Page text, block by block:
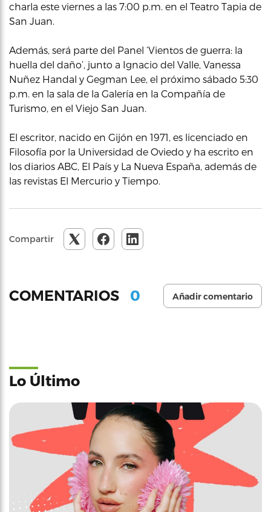
charla este viernes a las 7:00 p.m. en el Teatro Tapia de
San Juan.
Además, será parte del Panel ‘Vientos de guerra: la
huella del daño’, junto a Ignacio del Valle, Vanessa
Nuñez Handal y Gegman Lee, el próximo sábado 5:30
p.m. en la sala de la Galería en la Compañía de
Turismo, en el Viejo San Juan.
El escritor, nacido en Gijón en 1971, es licenciado en
Filosofía por la Universidad de Oviedo y ha escrito en
los diarios ABC, El País y La Nueva España, además de
las revistas El Mercurio y Tiempo.
Compartir
COMENTARIOS 0 Añadir comentario
Lo Último